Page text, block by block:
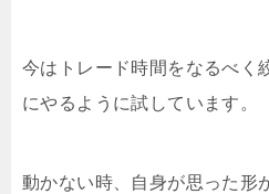
今はトレード時間をなるべく
にやるように試しています。
動かない時、自身が思った形